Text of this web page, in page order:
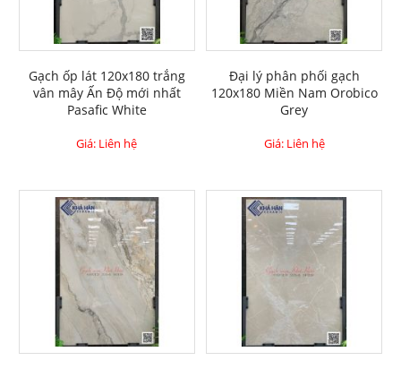
Gạch ốp lát 120x180 trắng
vân mây Ấn Độ mới nhất
Pasafic White
Giá: Liên hệ
Đại lý phân phối gạch
120x180 Miền Nam Orobico
Grey
Giá: Liên hệ